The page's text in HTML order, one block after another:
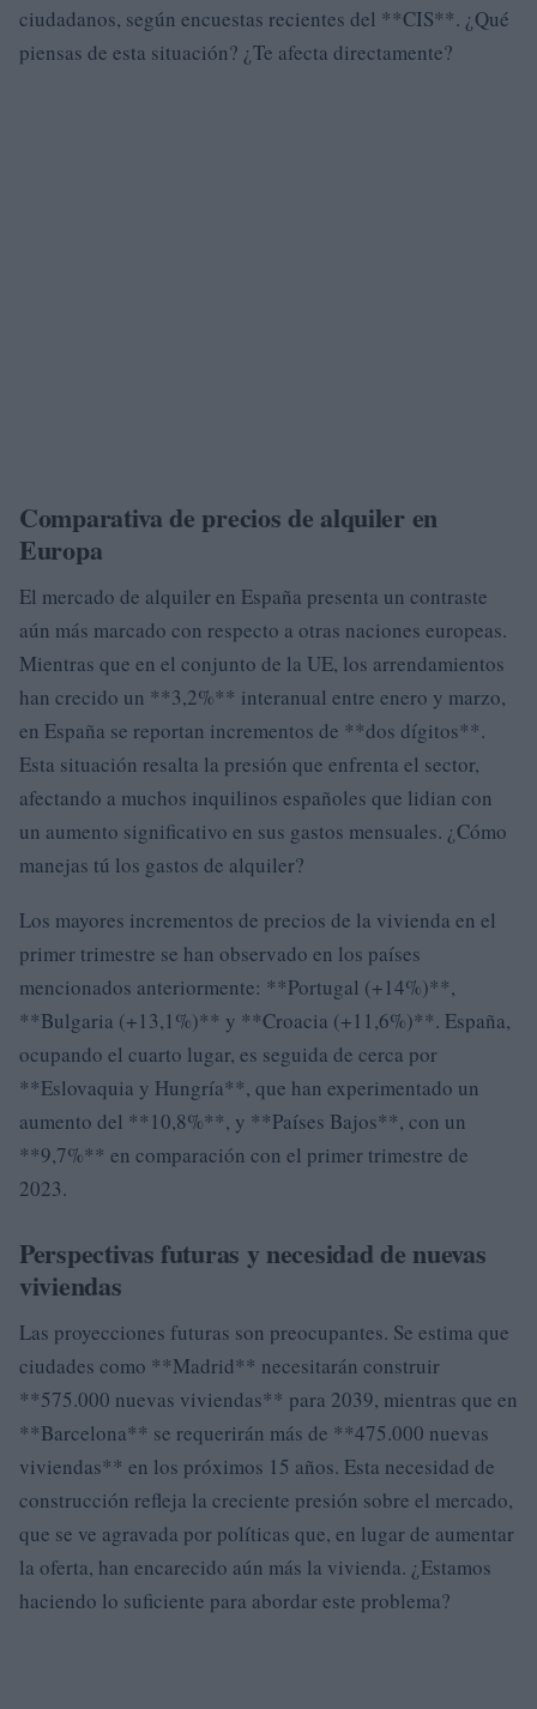
ciudadanos, según encuestas recientes del **CIS**. ¿Qué
piensas de esta situación? ¿Te afecta directamente?
Comparativa de precios de alquiler en
Europa
El mercado de alquiler en España presenta un contraste
aún más marcado con respecto a otras naciones europeas.
Mientras que en el conjunto de la UE, los arrendamientos
han crecido un **3,2%** interanual entre enero y marzo,
en España se reportan incrementos de **dos dígitos**.
Esta situación resalta la presión que enfrenta el sector,
afectando a muchos inquilinos españoles que lidian con
un aumento significativo en sus gastos mensuales. ¿Cómo
manejas tú los gastos de alquiler?
Los mayores incrementos de precios de la vivienda en el
primer trimestre se han observado en los países
mencionados anteriormente: **Portugal (+14%)**,
**Bulgaria (+13,1%)** y **Croacia (+11,6%)**. España,
ocupando el cuarto lugar, es seguida de cerca por
**Eslovaquia y Hungría**, que han experimentado un
aumento del **10,8%**, y **Países Bajos**, con un
**9,7%** en comparación con el primer trimestre de
2023.
Perspectivas futuras y necesidad de nuevas
viviendas
Las proyecciones futuras son preocupantes. Se estima que
ciudades como **Madrid** necesitarán construir
**575.000 nuevas viviendas** para 2039, mientras que en
**Barcelona** se requerirán más de **475.000 nuevas
viviendas** en los próximos 15 años. Esta necesidad de
construcción refleja la creciente presión sobre el mercado,
que se ve agravada por políticas que, en lugar de aumentar
la oferta, han encarecido aún más la vivienda. ¿Estamos
haciendo lo suficiente para abordar este problema?